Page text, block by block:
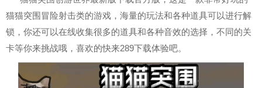
猫猫突围冒险射击类的游戏，海量的玩法和各种道具可以进行解
锁，你还可以在线收集很多的道具和各种音效的选择，不同的关
卡等你来挑战哦，喜欢的快来289下载体验吧。